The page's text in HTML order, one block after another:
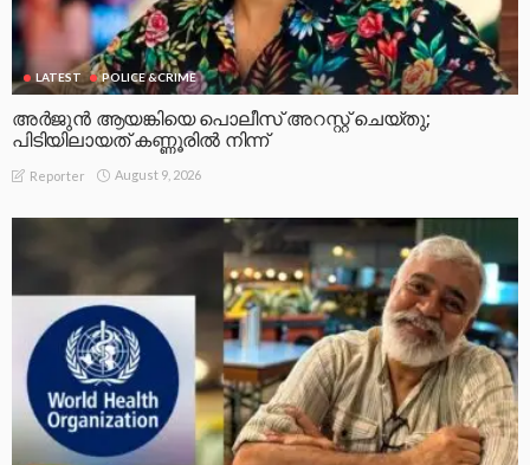
LATEST POLICE &CRIME
അർജുൻ ആയങ്കിയെ പൊലീസ് അറസ്റ്റ് ചെയ്‌തു;
പിടിയിലായത് കണ്ണൂരിൽ നിന്ന്
Reporter August 9, 2026